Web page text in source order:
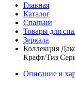
Главная
Каталог
Спальни
Товары для
Зеркала
Коллекция
Крафт/Тиз
Описание и